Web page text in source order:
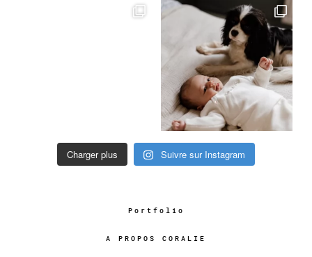
Charger plus Suivre sur Instagram
Portfolio
A PROPOS CORALIE